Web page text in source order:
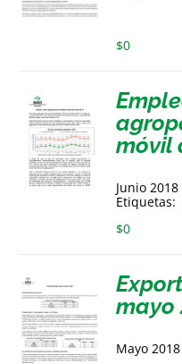
$0
móvil
Junio 2018
Etiquetas:
$0
mayo
Mayo 2018